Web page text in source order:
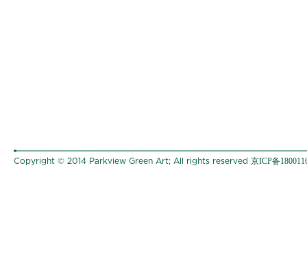
Copyright © 2014 Parkview Green Art; All rights reserved 京ICP备